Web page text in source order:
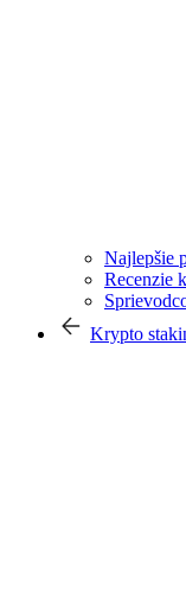
Najlepšie
Recenzie
Krypto